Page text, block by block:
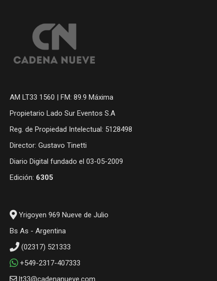
AM LT33 1560 | FM: 89.9 Máxima
Propietario Lado Sur Eventos S.A
Reg. de Propiedad Intelectual: 5128498
Director: Gustavo Tinetti
Diario Digital fundado el 03-05-2009
Edición: 6305
Yrigoyen 969 Nueve de Julio
Bs As - Argentina
(02317) 521333
+549-2317-407333
lt33@cadenanueve.com